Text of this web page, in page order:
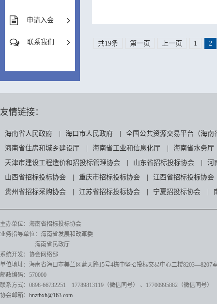
申请入会
联系我们 共19条 第一页 上一页 1 2
友情链接：
海南省人民政府 海口市人民政府
全国公共资源交易平台（海南
海南省住房和城乡建设厅
海南省工业和信息化厅
海南省水务厅
天津市建设工程造价和招投标管理协会
山东省招标投标协会
河
山西省招标投标协会
重庆市招标投标协会
江西省招标投标协会
贵州省招标采购协会
江苏省招标投标协会 宁夏招投标协会
主办单位：海南省招标投标协会
业务指导单位：海南省发展和改革委
海南省民政厅
系统开发：协会网络部
单位地址：海南省海口市美兰区蓝天路15号4栋中坚招投标交易中心二楼8203—8207
邮政编码：570000
联系方式：0898-66732251 17789813119（微信同号）
、17700995882 （微信同号）
协会邮箱： hnztbxh@163.com